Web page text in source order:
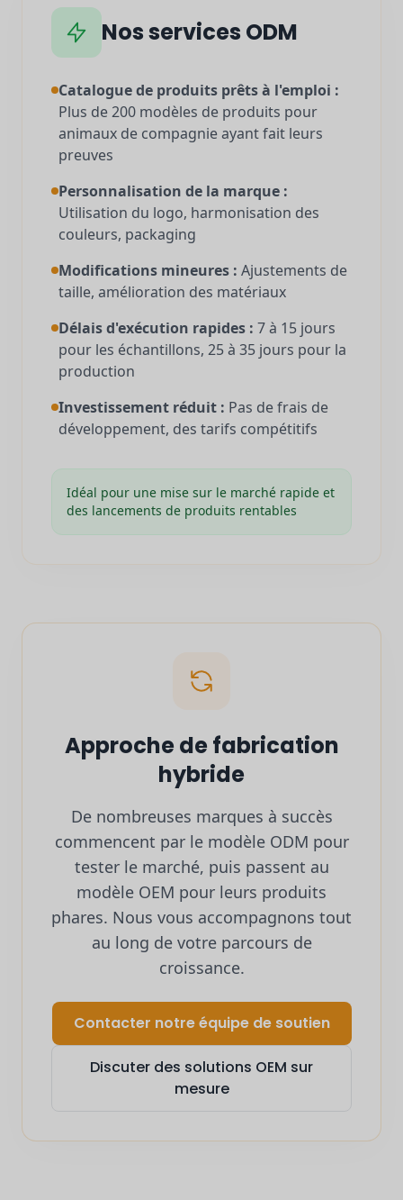
Nos services ODM
Catalogue de produits prêts à l'emploi :
Plus de 200 modèles de produits pour
animaux de compagnie ayant fait leurs
preuves
Personnalisation de la marque :
Utilisation du logo, harmonisation des
couleurs, packaging
Modifications mineures : Ajustements de
taille, amélioration des matériaux
Délais d'exécution rapides : 7 à 15 jours
pour les échantillons, 25 à 35 jours pour la
production
Investissement réduit : Pas de frais de
développement, des tarifs compétitifs
Idéal pour une mise sur le marché rapide et
des lancements de produits rentables
Approche de fabrication
hybride
De nombreuses marques à succès
commencent par le modèle ODM pour
tester le marché, puis passent au
modèle OEM pour leurs produits
phares. Nous vous accompagnons tout
au long de votre parcours de
croissance.
Contacter notre équipe de soutien
Discuter des solutions OEM sur
mesure